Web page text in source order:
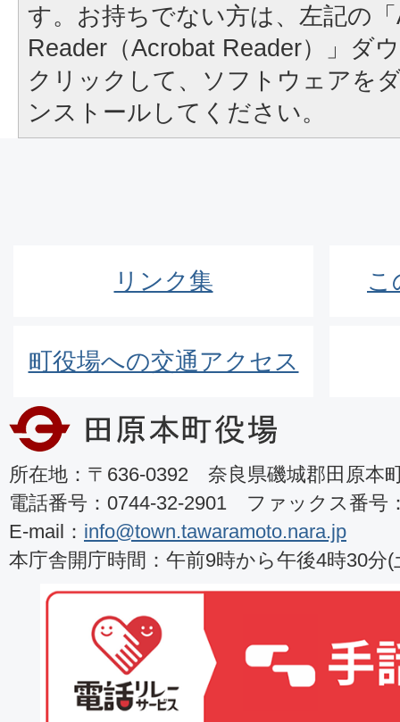
す。お持ちでない方は、左記の
Reader（Acrobat Reader）」ダ
クリックして、ソフトウェアを
ンストールしてください。
リンク集 こ
町役場への交通アクセス
所在地：〒636-0392 奈良県磯城郡田原本
電話番号：0744-32-2901 ファックス番号
E-mail： info@town.tawaramoto.nara.jp
本庁舎開庁時間：午前9時から午後4時30分